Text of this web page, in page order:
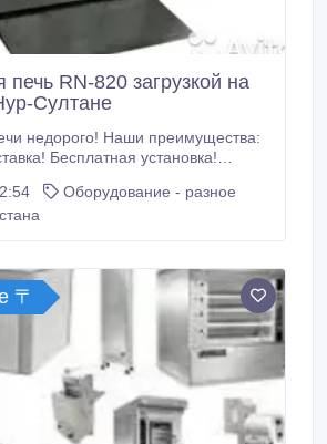
печь RN-820 загрузкой на
Султане
недорого! Наши преимущества:
Бесплатная установка!
ротационной печи!
Высота - 180см.
Оборудование - разное
〒